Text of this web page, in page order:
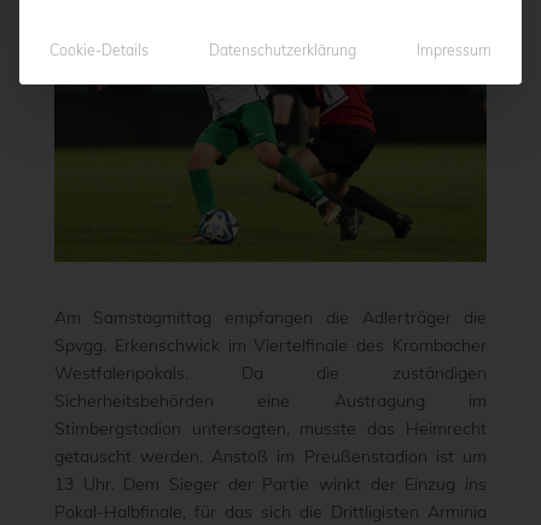
Am Samstagmittag empfangen die Adlerträger die
Spvgg. Erkenschwick im Viertelfinale des Krombacher
Westfalenpokals. Da die zuständigen
Sicherheitsbehörden eine Austragung im
Stimbergstadion untersagten, musste das Heimrecht
getauscht werden. Anstoß im Preußenstadion ist um
13 Uhr. Dem Sieger der Partie winkt der Einzug ins
Pokal-Halbfinale, für das sich die Drittligisten Arminia
Cookie-Details Datenschutzerklärung Impressum